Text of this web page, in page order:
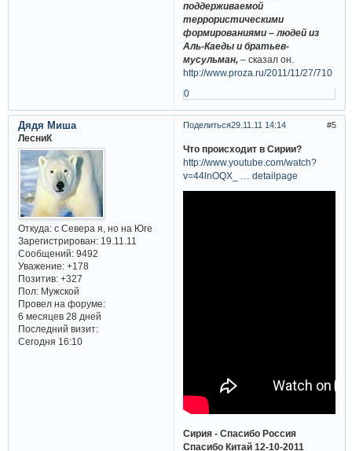
поддерживаемой
террористическими
формированиями – людей из
Аль-Каеды и братьев-
мусульман, – сказал он.
http://www.proza.ru/2011/11/27/710
0
Поделиться 5
29.11.11 14:14
Дядя Миша
ЛесниК
Откуда:с Севера я, но на Юге
Зарегистрирован: 19.11.11
Сообщений:9492
Уважение: +178
Позитив: +327
Пол:Мужской
Провел на форуме:
6 месяцев 28 дней
Последний визит:
Сегодня 16:10
Что происходит в Сирии?
http://www.youtube.com/watch?
v=44lnOQX_ … detailpage
Сирия - Спасибо Россия
Спасибо Китай 12-10-2011